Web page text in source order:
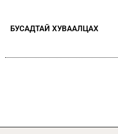
БУСАДТАЙ ХУВААЛЦАХ